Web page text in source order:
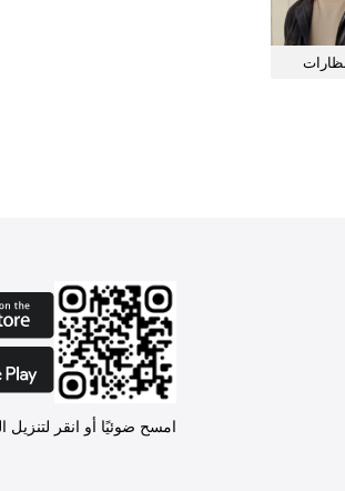
امسح ضوئيًا أو انقر لتنزيل